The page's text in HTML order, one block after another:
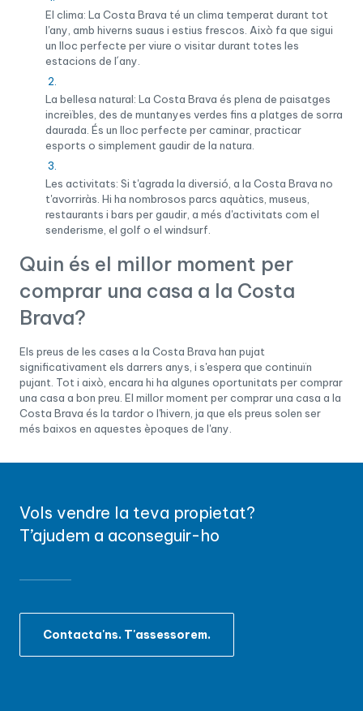
El clima: La Costa Brava té un clima temperat durant tot
l'any, amb hiverns suaus i estius frescos. Això fa que sigui
un lloc perfecte per viure o visitar durant totes les
estacions de l´any.
La bellesa natural: La Costa Brava és plena de paisatges
increïbles, des de muntanyes verdes fins a platges de sorra
daurada. És un lloc perfecte per caminar, practicar
esports o simplement gaudir de la natura.
Les activitats: Si t'agrada la diversió, a la Costa Brava no
t'avorriràs. Hi ha nombrosos parcs aquàtics, museus,
restaurants i bars per gaudir, a més d'activitats com el
senderisme, el golf o el windsurf.
Quin és el millor moment per
comprar una casa a la Costa
Brava?
Els preus de les cases a la Costa Brava han pujat
significativament els darrers anys, i s'espera que continuïn
pujant. Tot i això, encara hi ha algunes oportunitats per comprar
una casa a bon preu. El millor moment per comprar una casa a la
Costa Brava és la tardor o l'hivern, ja que els preus solen ser
més baixos en aquestes èpoques de l'any.
Vols vendre la teva propietat?
T’ajudem a aconseguir-ho
Contacta'ns. T'assessorem.